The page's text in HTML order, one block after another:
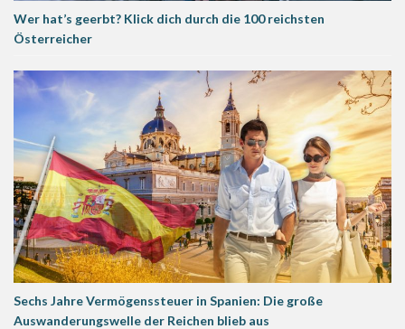
Wer hat’s geerbt? Klick dich durch die 100 reichsten
Österreicher
Sechs Jahre Vermögenssteuer in Spanien: Die große
Auswanderungswelle der Reichen blieb aus